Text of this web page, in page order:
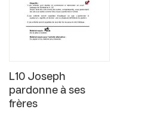
L10 Joseph
pardonne à ses
frères